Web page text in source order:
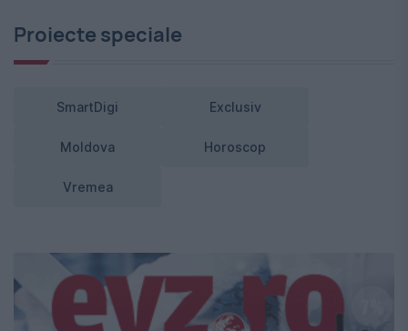
Proiecte speciale
SmartDigi Exclusiv
Moldova Horoscop
Vremea